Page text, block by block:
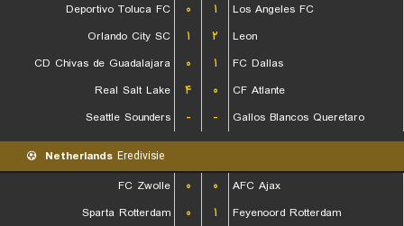
Deportivo Toluca FC
۰ ۱
Los Angeles FC
Orlando City SC
۱ ۲
Leon
CD Chivas de Guadalajara
۰ ۱
FC Dallas
Real Salt Lake
۴ ۰
CF Atlante
Seattle Sounders
- - Gallos Blancos Queretaro
Netherlands Eredivisie
FC Zwolle
۰ ۰
AFC Ajax
Sparta Rotterdam
۰ ۱
Feyenoord Rotterdam